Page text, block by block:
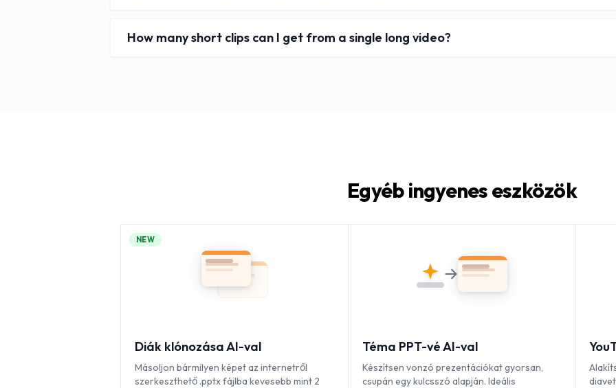
How many short clips can I get from a single long video?
Egyéb ingyenes eszközök
Diák klónozása AI-val
Másoljon bármilyen képet az internetről
szerkeszthető .pptx fájlba kevesebb mint 2
NEW
Téma PPT-vé AI-val
Készítsen vonzó prezentációkat gyorsan,
csupán egy kulcsszó alapján. Ideális